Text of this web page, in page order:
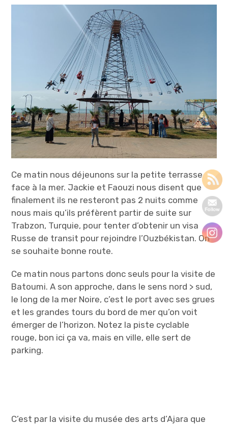
Ce matin nous déjeunons sur la petite terrasse
face à la mer. Jackie et Faouzi nous disent que
finalement ils ne resteront pas 2 nuits comme
nous mais qu’ils préfèrent partir de suite sur
Trabzon, Turquie, pour tenter d’obtenir un visa
Russe de transit pour rejoindre l’Ouzbékistan. On
se souhaite bonne route.
Ce matin nous partons donc seuls pour la visite de
Batoumi. A son approche, dans le sens nord > sud,
le long de la mer Noire, c’est le port avec ses grues
et les grandes tours du bord de mer qu’on voit
émerger de l’horizon. Notez la piste cyclable
rouge, bon ici ça va, mais en ville, elle sert de
parking.
C’est par la visite du musée des arts d’Ajara que